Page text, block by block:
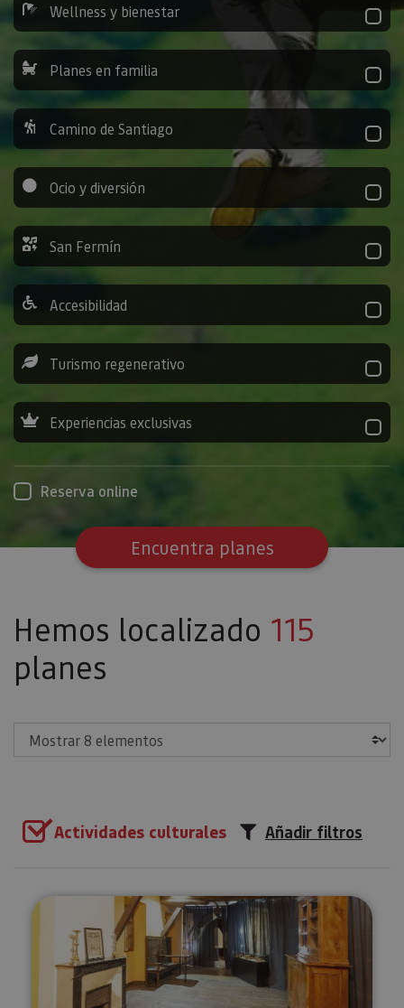
Wellness y bienestar
Planes en familia
Camino de Santiago
Ocio y diversión
San Fermín
Accesibilidad
Turismo regenerativo
Experiencias exclusivas
Reserva online
Encuentra planes
Hemos localizado 115
planes
Actividades culturales Añadir filtros
Visita guiada al Monasterio de